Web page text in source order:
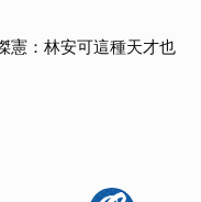
：林安可這種天才也